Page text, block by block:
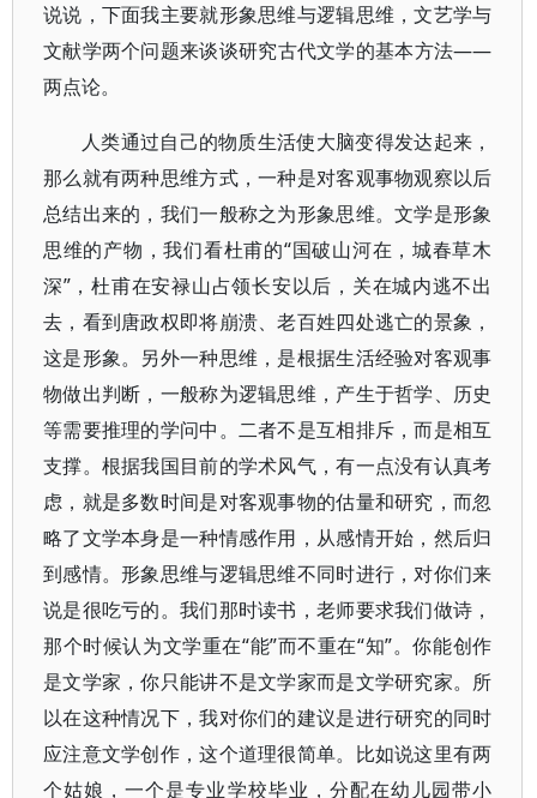
说说，下面我主要就形象思维与逻辑思维，文艺学与
文献学两个问题来谈谈研究古代文学的基本方法——
两点论。
人类通过自己的物质生活使大脑变得发达起来，
那么就有两种思维方式，一种是对客观事物观察以后
总结出来的，我们一般称之为形象思维。文学是形象
思维的产物，我们看杜甫的“国破山河在，城春草木
深”，杜甫在安禄山占领长安以后，关在城内逃不出
去，看到唐政权即将崩溃、老百姓四处逃亡的景象，
这是形象。另外一种思维，是根据生活经验对客观事
物做出判断，一般称为逻辑思维，产生于哲学、历史
等需要推理的学问中。二者不是互相排斥，而是相互
支撑。根据我国目前的学术风气，有一点没有认真考
虑，就是多数时间是对客观事物的估量和研究，而忽
略了文学本身是一种情感作用，从感情开始，然后归
到感情。形象思维与逻辑思维不同时进行，对你们来
说是很吃亏的。我们那时读书，老师要求我们做诗，
那个时候认为文学重在“能”而不重在“知”。你能创作
是文学家，你只能讲不是文学家而是文学研究家。所
以在这种情况下，我对你们的建议是进行研究的同时
应注意文学创作，这个道理很简单。比如说这里有两
个姑娘，一个是专业学校毕业，分配在幼儿园带小